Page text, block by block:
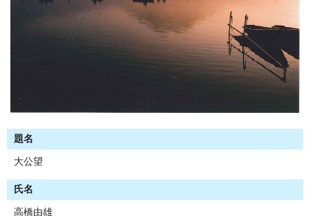
題名
大公望
氏名
高橋由雄